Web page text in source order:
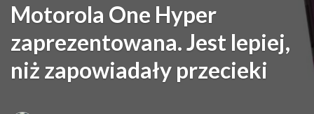
Motorola One Hyper
zaprezentowana. Jest lepiej,
niż zapowiadały przecieki